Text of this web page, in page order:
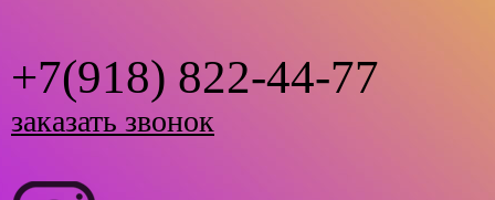
+7(918) 822-44-77
заказать звонок